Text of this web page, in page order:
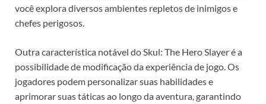
você explora diversos ambientes repletos de inimigos e
chefes perigosos.
Outra característica notável do Skul: The Hero Slayer é a
possibilidade de modificação da experiência de jogo. Os
jogadores podem personalizar suas habilidades e
aprimorar suas táticas ao longo da aventura, garantindo